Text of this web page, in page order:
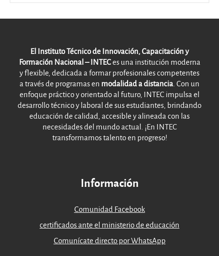
El Instituto Técnico de Innovación, Capacitación y
Formación Nacional – INTECes una institución moderna
y flexible, dedicada a formar profesionales competentes
a través de programas en modalidad a distancia. Con un
enfoque práctico y orientado al futuro, INTEC impulsa el
desarrollo técnico y laboral de sus estudiantes, brindando
educación de calidad, accesible y alineada con las
necesidades del mundo actual. ¡En INTEC
transformamos talento en progreso!
Información
Comunidad Facebook
certificados ante el ministerio de educación
Comunícate directo por WhatsApp